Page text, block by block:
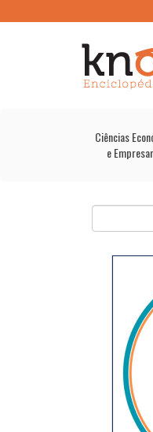
Ciências
e